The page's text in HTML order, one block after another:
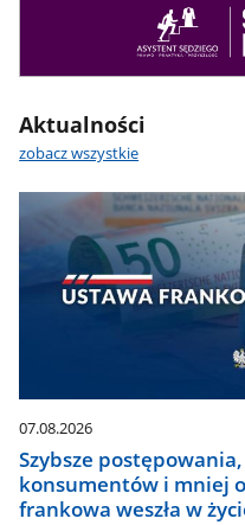
Aktualności
zobacz wszystkie
07.08.2026
Szybsze
konsumentów i mniej
frankowa weszła w